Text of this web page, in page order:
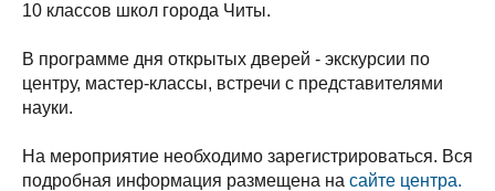
10 классов школ города Читы.
В программе дня открытых дверей - экскурсии по
центру, мастер-классы, встречи с представителями
науки.
На мероприятие необходимо зарегистрироваться. Вся
подробная информация размещена на сайте центра.